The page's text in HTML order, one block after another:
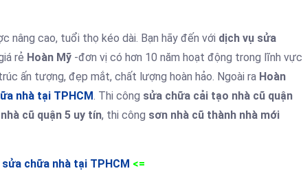
nâng cao, tuổi thọ kéo dài. Bạn hãy đến với dịch vụ sửa
rẻ Hoàn Mỹ -đơn vị có hơn 10 năm hoạt động trong lĩnh vực
ấn tượng, đẹp mắt, chất lượng hoàn hảo. Ngoài ra Hoàn
nhà tại TPHCM. Thi công sửa chữa cải tạo nhà cũ quận
cũ quận 5 uy tín, thi công sơn nhà cũ thành nhà mới
chữa nhà tại TPHCM <=